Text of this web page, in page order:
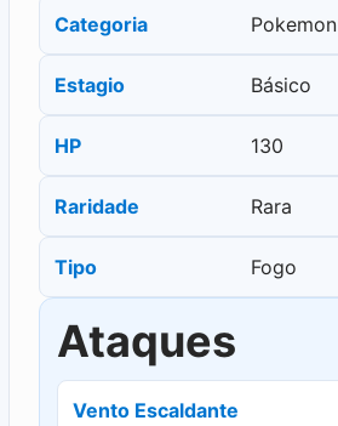
Categoria Pokemon
Estagio Básico
HP 130
Raridade Rara
Tipo Fogo
Ataques
Vento Escaldante